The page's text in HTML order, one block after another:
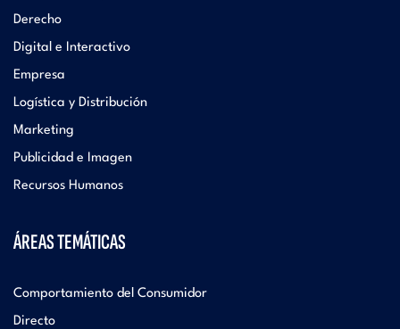
Derecho
Digital e Interactivo
Empresa
Logística y Distribución
Marketing
Publicidad e Imagen
Recursos Humanos
ÁREAS TEMÁTICAS
Comportamiento del Consumidor
Directo